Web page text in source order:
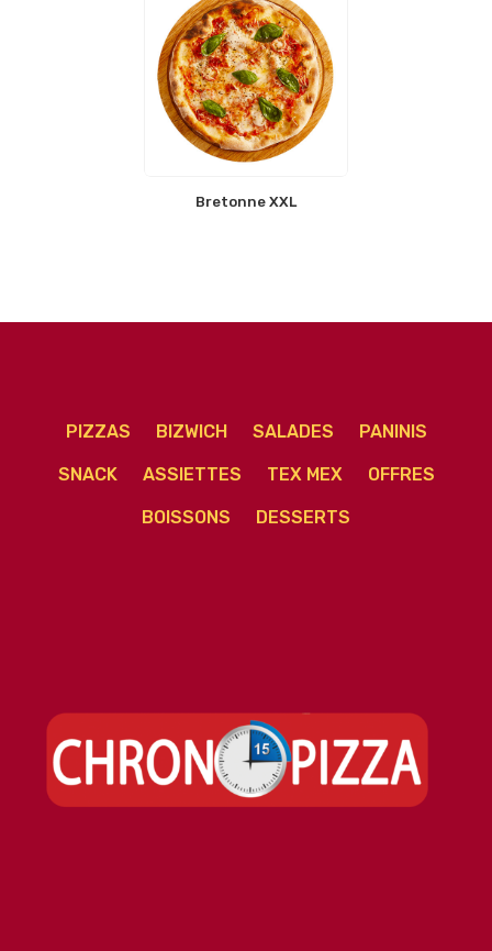
Bretonne XXL
PIZZAS BIZWICH SALADES PANINIS
SNACK ASSIETTES TEX MEX OFFRES
BOISSONS DESSERTS